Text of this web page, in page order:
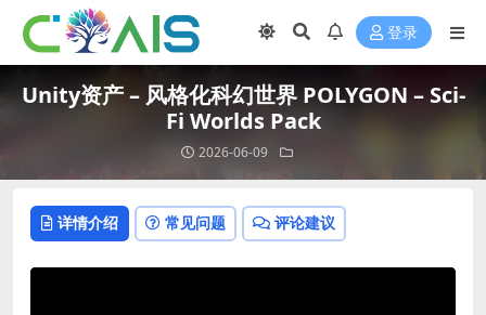
登录
Unity资产 – 风格化科幻世界 POLYGON – Sci-
Fi Worlds Pack
2026-06-09
详情介绍 常见问题 评论建议